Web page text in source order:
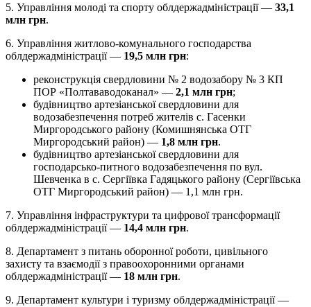
5. Управління молоді та спорту облдержадміністрації — 33,1
млн грн.
6. Управління житлово-комунального господарства
облдержадміністрації — 19,5 млн грн:
реконструкція свердловини № 2 водозабору № 3 КП
ПОР «Полтававодоканал» — 2,1 млн грн;
будівництво артезіанської свердловини для
водозабезпечення потреб жителів с. Гасенки
Миргородського району (Комишнянська ОТГ
Миргородський район) — 1,8 млн грн.
будівництво артезіанської свердловини для
господарсько-питного водозабезпечення по вул.
Шевченка в с. Сергіївка Гадяцького району (Сергіївська
ОТГ Миргородський район) — 1,1 млн грн.
7. Управління інфраструктури та цифрової трансформації
облдержадміністрації — 14,4 млн грн.
8. Департамент з питань оборонної роботи, цивільного
захисту та взаємодії з правоохоронними органами
облдержадміністрації — 18 млн грн.
9. Департамент культури і туризму облдержадміністрації —